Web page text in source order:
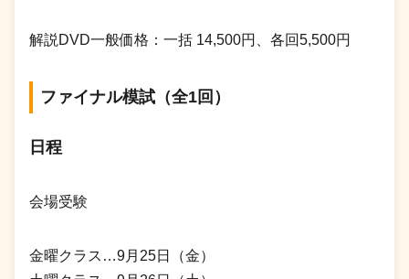
解説DVD一般価格：一括 14,500円、各回5,500円
ファイナル模試（全1回）
日程
会場受験
金曜クラス…9月25日（金）